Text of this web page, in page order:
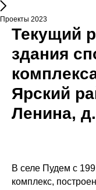
Проекты 2023
Текущий
здания
Ярский
Ленина,
В селе Пудем с
комплекс,